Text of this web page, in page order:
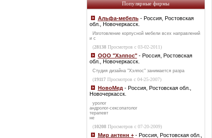
Популярные фирмы
Альфа-мебель- Россия, Ростовская
обл., Новочеркасск.
Изготовление корпусной мебели всех направлений
и с
(28138Просмотров с 03-02-2011)
ООО "Хэлпос"- Россия, Ростовская
обл., Новочеркасск.
Студия дизайна "Хэлпос" занимается разра
(19117Просмотров с 04-25-2007)
НовоМед - Россия, Ростовская обл.,
Новочеркасск.
уролог
андролог-сексопатолог
терапевт
не
(10208Просмотров с 07-20-2009)
Мир антенн +- Россия, Ростовская обл.,